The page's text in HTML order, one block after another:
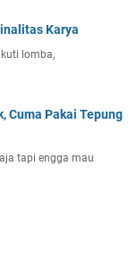
Karya
lomba,
Cuma Pakai Tepung
tapi engga mau